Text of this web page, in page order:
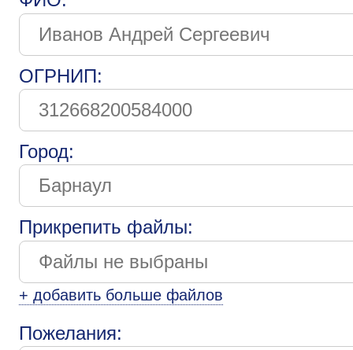
ОГРНИП:
Город:
Прикрепить файлы:
+ добавить больше файлов
Пожелания: